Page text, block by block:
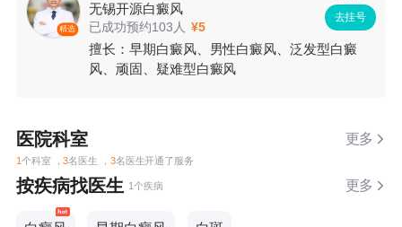
精选
无锡开源白癜风
已成功预约103人 ¥5
去挂号
擅长：早期白癜风、男性白癜风、泛发型白癜
风、顽固、疑难型白癜风
医院科室 更多
1 个科室 ，3名医生 ， 3名医生开通了服务
按疾病找医生 1个疾病 更多